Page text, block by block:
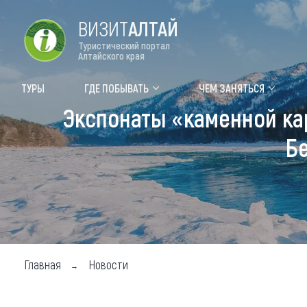
Форум VISIT ALTAI
Туры Где
Топ
ВИЗИТАЛТАЙ
Туристический портал
Алтайского края
ТУРЫ ГДЕ ПОБЫВАТЬ ЧЕМ ЗАНЯТЬСЯ
Экспонаты «каменной
Главная Новости